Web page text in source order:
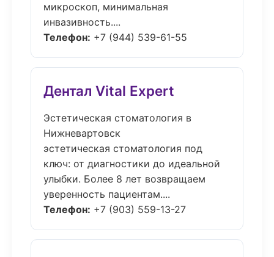
микроскоп, минимальная
инвазивность....
Телефон: +7 (944) 539-61-55
Дентал Vital Expert
Эстетическая стоматология в
Нижневартовск
эстетическая стоматология под
ключ: от диагностики до идеальной
улыбки. Более 8 лет возвращаем
уверенность пациентам....
Телефон: +7 (903) 559-13-27